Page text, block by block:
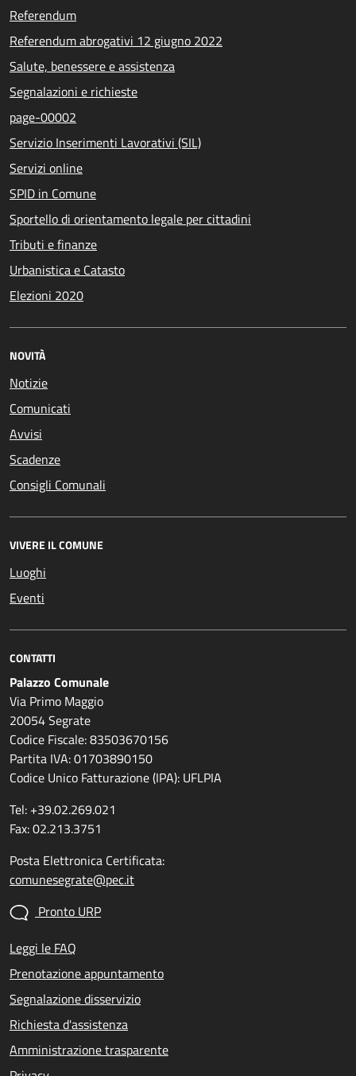
Referendum
Referendum abrogativi 12 giugno 2022
Salute, benessere e assistenza
Segnalazioni e richieste
page-00002
Servizio Inserimenti Lavorativi (SIL)
Servizi online
SPID in Comune
Sportello di orientamento legale per cittadini
Tributi e finanze
Urbanistica e Catasto
Elezioni 2020
NOVITÀ
Notizie
Comunicati
Avvisi
Scadenze
Consigli Comunali
VIVERE IL COMUNE
Luoghi
Eventi
CONTATTI
Palazzo Comunale
Via Primo Maggio
20054 Segrate
Codice Fiscale: 83503670156
Partita IVA: 01703890150
Codice Unico Fatturazione (IPA): UFLPIA
Tel: +39.02.269.021
Fax: 02.213.3751
Posta Elettronica Certificata:
comunesegrate@pec.it
Pronto URP
Leggi le FAQ
Prenotazione appuntamento
Segnalazione disservizio
Richiesta d'assistenza
Amministrazione trasparente